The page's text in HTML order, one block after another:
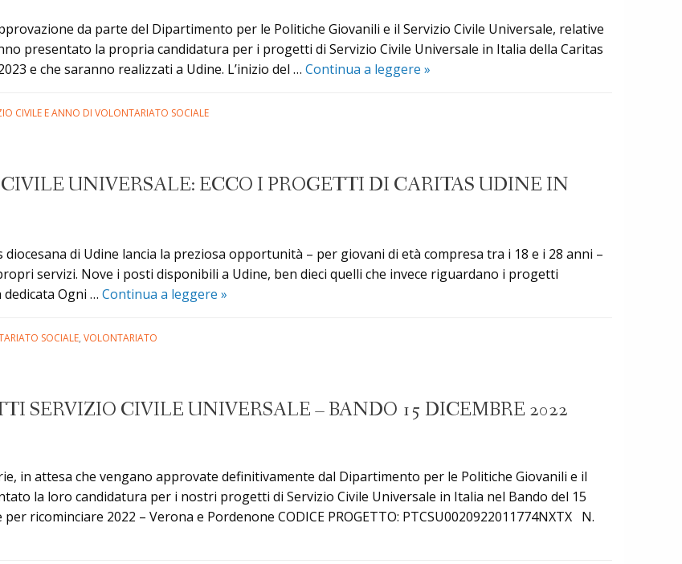
dei
candidati
peri
Caritas
Udine
da parte del Dipartimento per le Politiche Giovanili e il Servizio Civile Universale, relative
presentato la propria candidatura per i progetti di Servizio Civile Universale in Italia della Caritas
e che saranno realizzati a Udine. L’inizio del … Continua a leggere Pubblicazione
Servizio
che
si
»
CIVILE E ANNO DI VOLONTARIATO SOCIALE
UNIVERSALE: ECCO I PROGETTI DI CARITAS UDINE IN
di Udine lancia la preziosa opportunità – per giovani di età compresa tra i 18 e i 28 anni –
servizi. Nove i posti disponibili a Udine, ben dieci quelli che invece riguardano i progetti
dedicata Ogni … Continua a leggere Aperto
Civile
i
progetti
di
»
SOCIALE, VOLONTARIATO
SERVIZIO CIVILE UNIVERSALE – BANDO 15 DICEMBRE 2022
in attesa che vengano approvate definitivamente dal Dipartimento per le Politiche Giovanili e il
la loro candidatura per i nostri progetti di Servizio Civile Universale in Italia nel Bando del 15
ricominciare 2022 – Verona e Pordenone CODICE PROGETTO: PTCSU0020922011774NXTX N.